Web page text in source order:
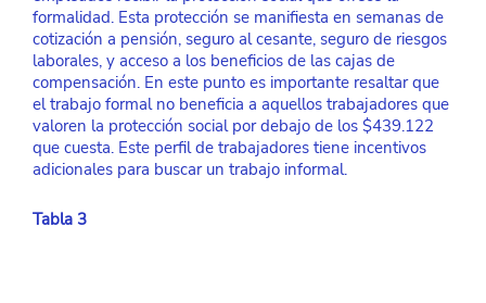
formalidad. Esta protección se manifiesta en semanas de
cotización a pensión, seguro al cesante, seguro de riesgos
laborales, y acceso a los beneficios de las cajas de
compensación. En este punto es importante resaltar que
el trabajo formal no beneficia a aquellos trabajadores que
valoren la protección social por debajo de los $439.122
que cuesta. Este perfil de trabajadores tiene incentivos
adicionales para buscar un trabajo informal.
Tabla 3